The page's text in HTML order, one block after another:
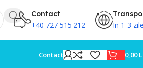
Contact
+40 727 515 212 In 1-3 zile
Contact 0,00